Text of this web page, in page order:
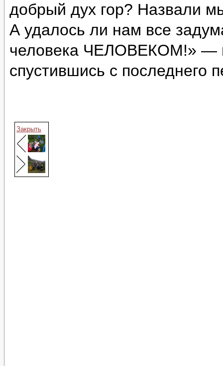
добрый дух гор? Назвали
А удалось ли нам все
человека ЧЕЛОВЕКОМ!» —
спустившись с последнего
Закрыть